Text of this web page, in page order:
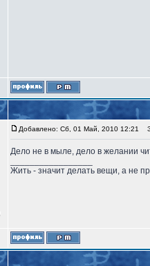
Добавлено: Сб, 01 Май, 2010 12:21
Дело не в мыле, дело в желании
Жить - значит делать вещи, а не